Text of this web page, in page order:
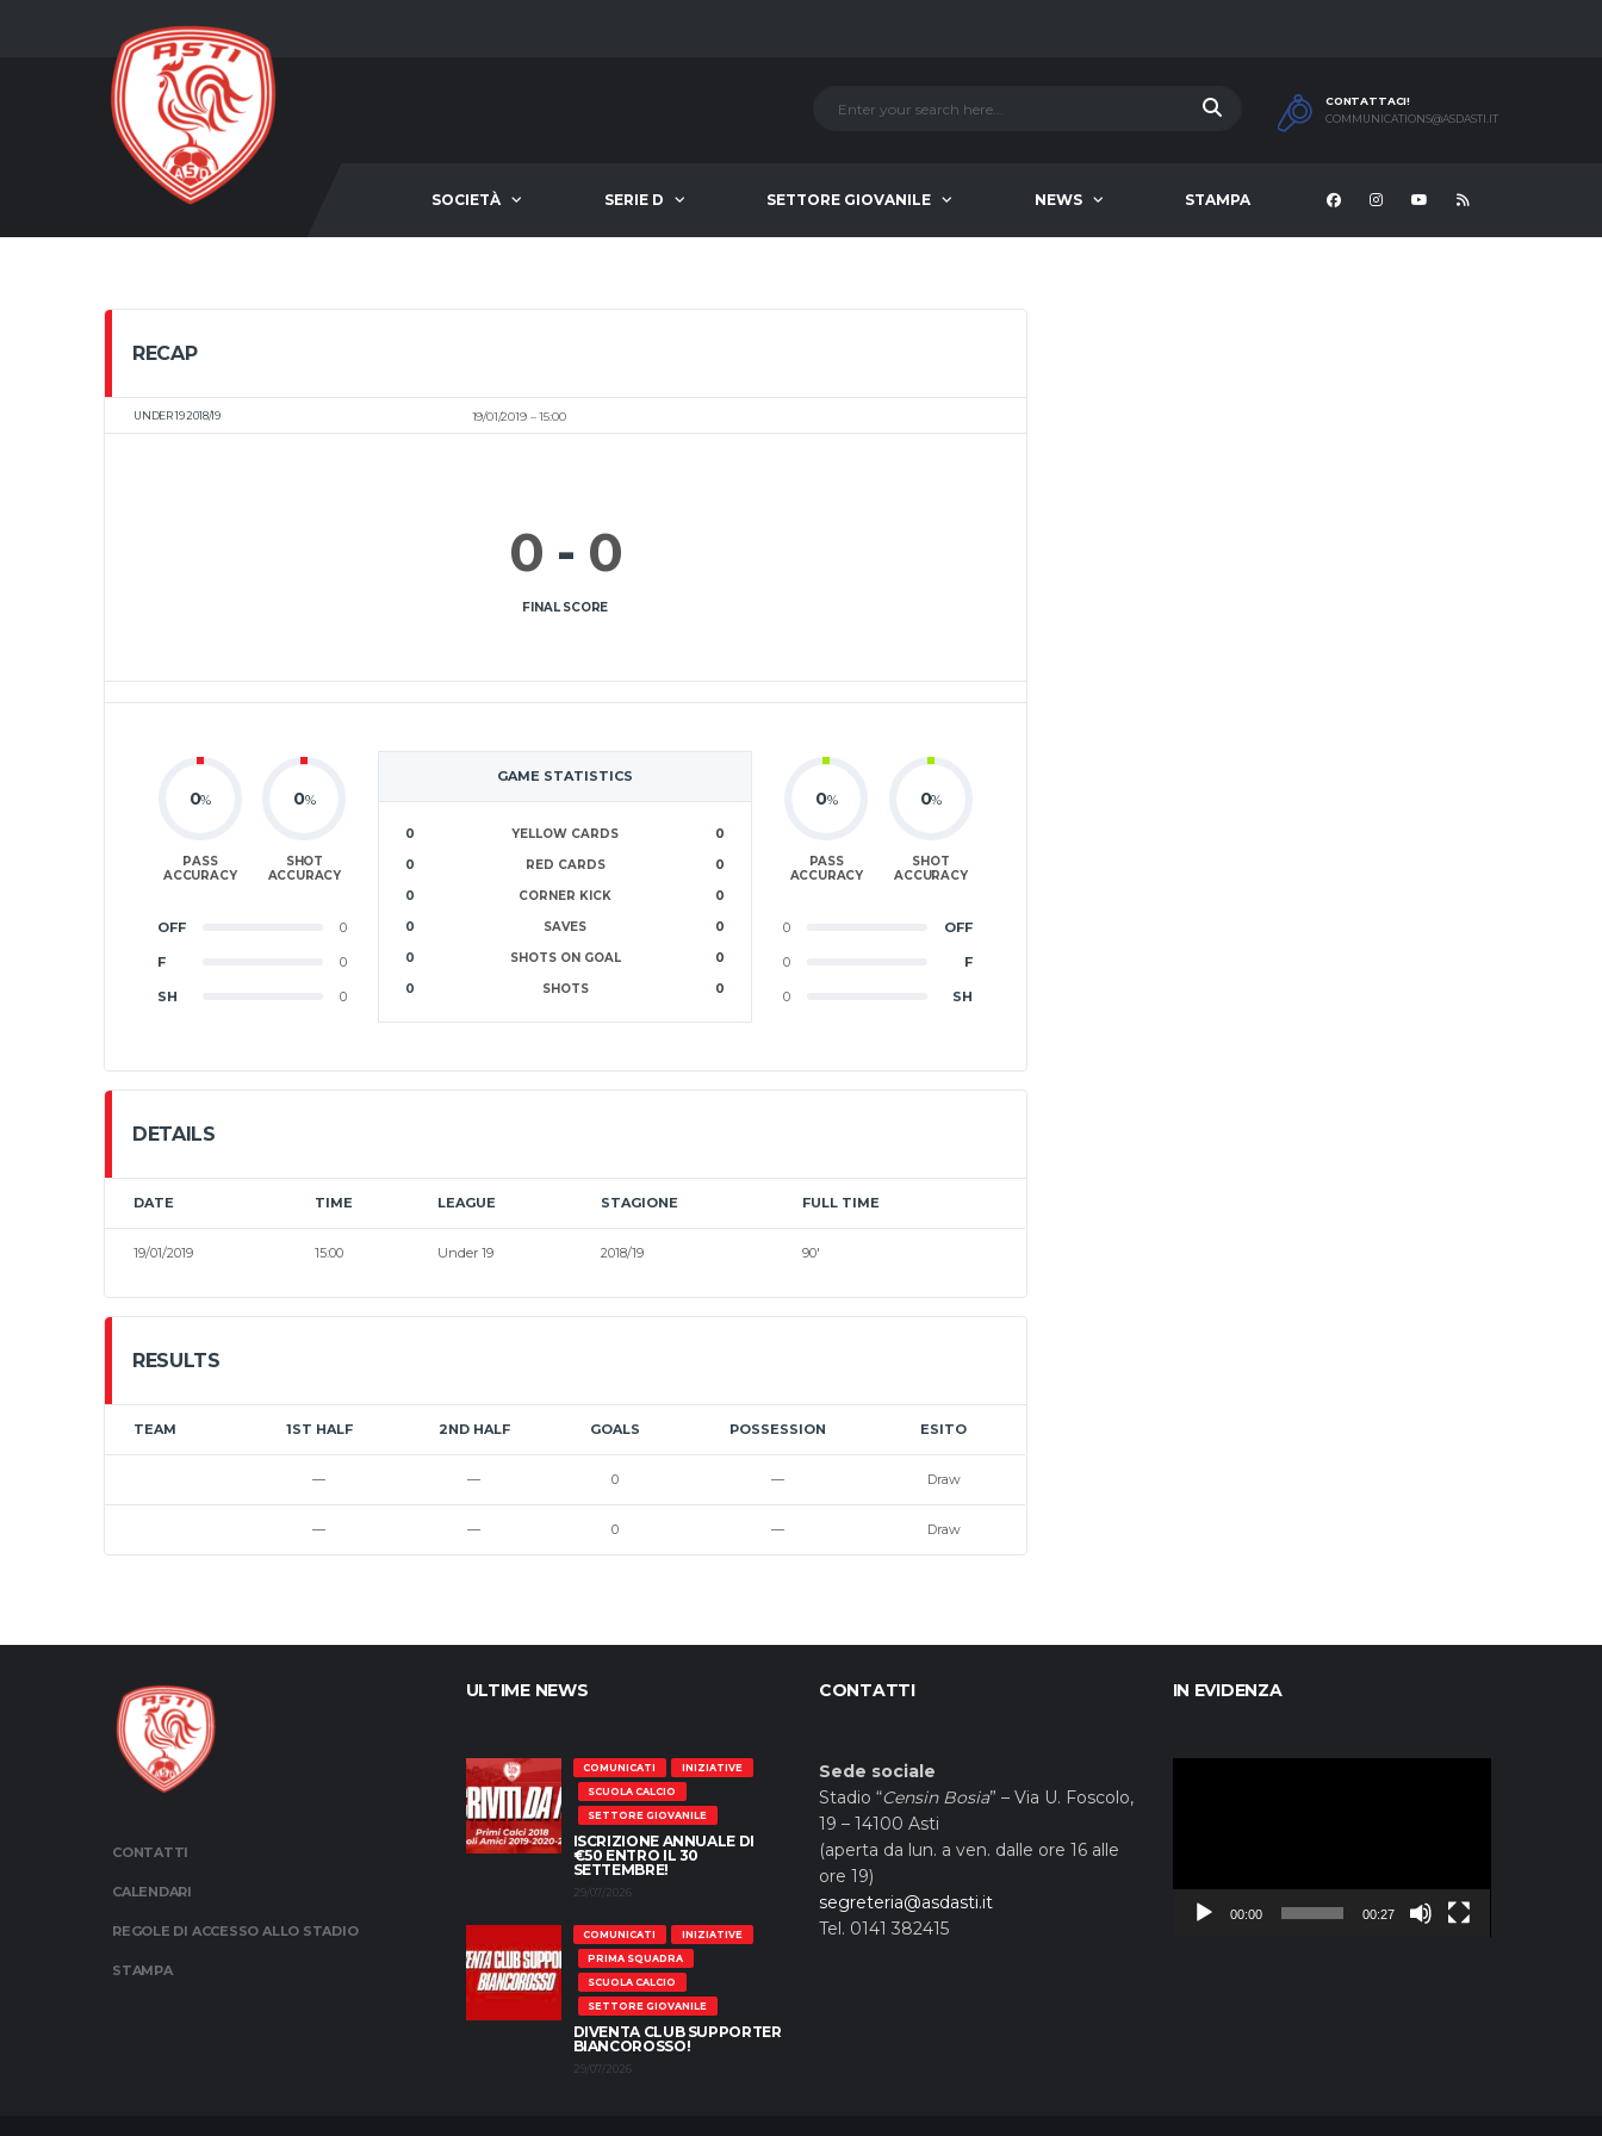
CONTATTACI!
COMMUNICATIONS@ASDASTI.IT
SOCIETÀ SERIE D SETTORE GIOVANILE NEWS STAMPA
RECAP
UNDER 19 2018/19 19/01/2019 15:00
0 - 0
FINAL SCORE
GAME STATISTICS
0 YELLOW CARDS
0
0
RED CARDS
0
0
CORNER KICK
0
0
SAVES
0
0
SHOTS ON GOAL
0
0
SHOTS 0
0%
PASS
ACCURACY
0%
SHOT
ACCURACY
OFF 0
F 0
SH 0
0%
PASS
ACCURACY
0%
SHOT
ACCURACY
0 OFF
0 F
0 SH
DETAILS
DATE TIME LEAGUE STAGIONE FULL TIME
19/01/2019 15:00 Under 19 2018/19 90'
RESULTS
TEAM 1ST HALF 2ND HALF GOALS POSSESSION ESITO
— — 0 — Draw
— — 0 — Draw
CONTATTI
CALENDARI
REGOLE DI ACCESSO ALLO STADIO
STAMPA
ULTIME NEWS
COMUNICATI
INIZIATIVE
SCUOLA CALCIO
SETTORE GIOVANILE
ISCRIZIONE ANNUALE DI
€50 ENTRO IL 30
SETTEMBRE!
29/07/2026
COMUNICATI
INIZIATIVE
PRIMA SQUADRA
SCUOLA CALCIO
SETTORE GIOVANILE
DIVENTA CLUB SUPPORTER
BIANCOROSSO!
29/07/2026
CONTATTI
Sede sociale
Stadio “Censin Bosia” – Via U. Foscolo,
19 – 14100 Asti
(aperta da lun. a ven. dalle ore 16 alle
ore 19)
segreteria@asdasti.it
Tel. 0141 382415
IN EVIDENZA
00:00 00:27